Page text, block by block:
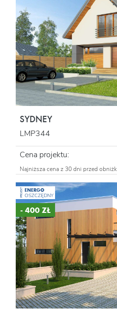
SYDNEY
LMP344
Cena projektu:
Najniższa cena z 30 dni przed
PROJEKT ENERGO
OSZCZĘDNY
- 400 ZŁ